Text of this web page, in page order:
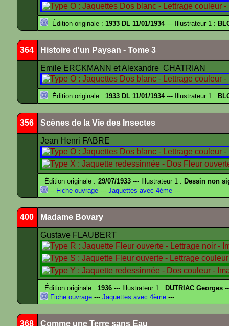
Édition originale : 1933 DL 11/01/1934--- Illustrateur 1 :
364 Histoire d'un Paysan - Tome 3
Emile ERCKMANN et Alexandre CHATRIAN
Édition originale : 1933 DL 11/01/1934--- Illustrateur 1 :
356 Scènes de la Vie des Insectes
Jean Henri FABRE
Édition originale : 29/07/1933--- Illustrateur 1 : Dessin non
--- Fiche ouvrage --- Jaquettes avec 4ème ---
400 Madame Bovary
Gustave FLAUBERT
Édition originale :1936 --- Illustrateur 1 : DUTRIAC Georges
Fiche ouvrage --- Jaquettes avec 4ème ---
368 Comme une Terre sans Eau